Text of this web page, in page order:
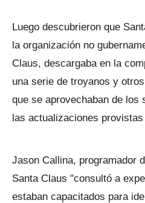
Luego descubrieron que
la organización no
Claus, descargaba en la
una serie de troyanos y
que se aprovechaban de los
las actualizaciones
Jason Callina, programador
Santa Claus "consultó a
estaban capacitados para